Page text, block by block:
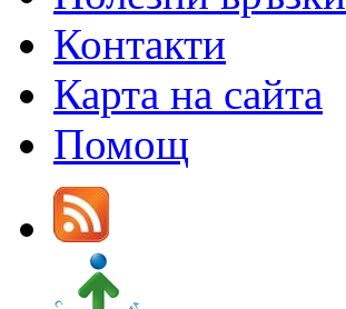
Контакти
Карта на сайта
Помощ